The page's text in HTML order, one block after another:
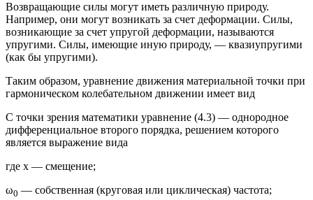
Возвращающие силы могут иметь различную природу.
Например, они могут возникать за счет деформации. Силы,
возникающие за счет упругой деформации, называются
упругими. Силы, имеющие иную природу, — квазиупругими
(как бы упругими).
Таким образом, уравнение движения материальной точки при
гармоническом колебательном движении имеет вид
С точки зрения математики уравнение (4.3) — однородное
дифференциальное второго порядка, решением которого
является выражение вида
где x — смещение;
ω0 — собственная (круговая или циклическая) частота;